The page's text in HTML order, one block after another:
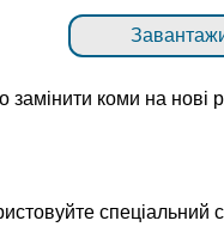
замінити коми на нові
спеціальний